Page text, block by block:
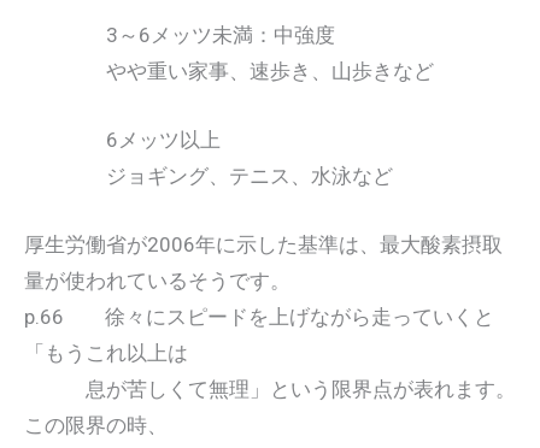
3～6メッツ未満：中強度
やや重い家事、速歩き、山歩きなど
6メッツ以上
ジョギング、テニス、水泳など
厚生労働省が2006年に示した基準は、最大酸素摂取
量が使われているそうです。
p.66 徐々にスピードを上げながら走っていくと
「もうこれ以上は
息が苦しくて無理」という限界点が表れます。
この限界の時、